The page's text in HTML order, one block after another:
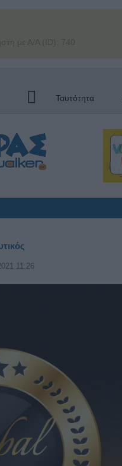
με Α/Α (ID): 740
Ταυτότητα
11:26